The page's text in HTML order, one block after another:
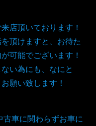
店頂いております！
頂けますと、お待た
可能でございます！
い為にも、なにと
願い致します！
車に関わらずお車に